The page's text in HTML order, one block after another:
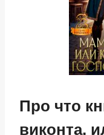
Про что
виконта,